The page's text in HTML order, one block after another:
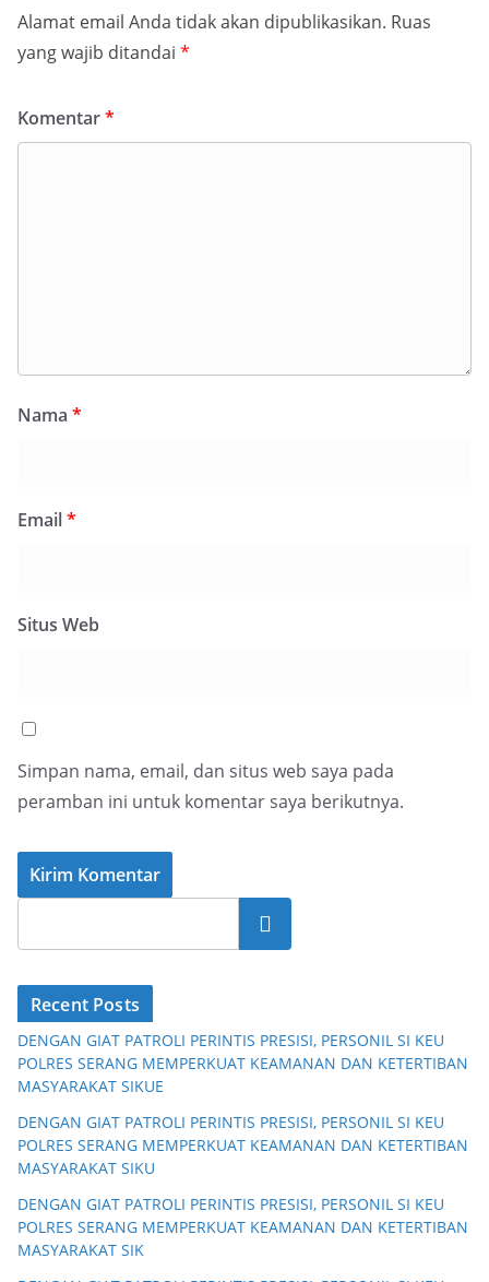
Alamat email Anda tidak akan dipublikasikan. Ruas
yang wajib ditandai *
Komentar*
Nama *
Email*
Situs Web
Simpan nama, email, dan situs web saya pada
peramban ini untuk komentar saya berikutnya.
Cari
Recent Posts
DENGAN GIAT PATROLI PERINTIS PRESISI, PERSONIL SI KEU
POLRES SERANG MEMPERKUAT KEAMANAN DAN KETERTIBAN
MASYARAKAT SIKUE
DENGAN GIAT PATROLI PERINTIS PRESISI, PERSONIL SI KEU
POLRES SERANG MEMPERKUAT KEAMANAN DAN KETERTIBAN
MASYARAKAT SIKU
DENGAN GIAT PATROLI PERINTIS PRESISI, PERSONIL SI KEU
POLRES SERANG MEMPERKUAT KEAMANAN DAN KETERTIBAN
MASYARAKAT SIK